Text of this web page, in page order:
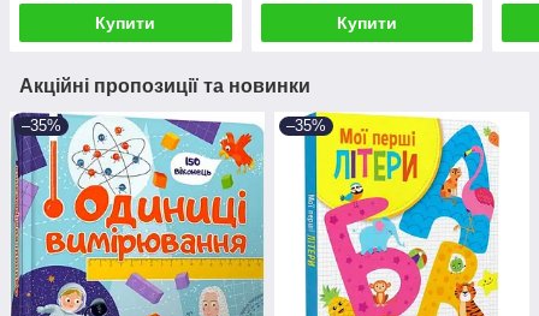
Купити Купити
Акційні пропозиції та новинки
–35% –35%